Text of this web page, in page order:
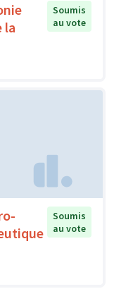
la
Soumis
au vote
Soumis
au vote